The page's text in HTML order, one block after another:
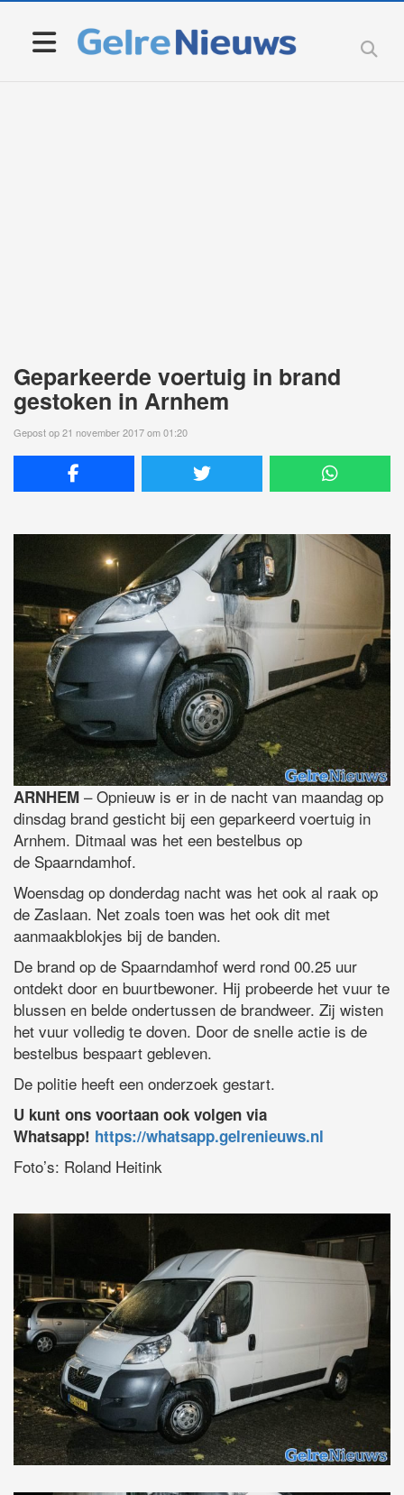
Geparkeerde voertuig in brand
gestoken in Arnhem
Gepost op 21 november 2017 om 01:20
ARNHEM – Opnieuw is er in de nacht van maandag op
dinsdag brand gesticht bij een geparkeerd voertuig in
Arnhem. Ditmaal was het een bestelbus op
de Spaarndamhof.
Woensdag op donderdag nacht was het ook al raak op
de Zaslaan. Net zoals toen was het ook dit met
aanmaakblokjes bij de banden.
De brand op de Spaarndamhof werd rond 00.25 uur
ontdekt door en buurtbewoner. Hij probeerde het vuur te
blussen en belde ondertussen de brandweer. Zij wisten
het vuur volledig te doven. Door de snelle actie is de
bestelbus bespaart gebleven.
De politie heeft een onderzoek gestart.
U kunt ons voortaan ook volgen via
Whatsapp! https://whatsapp.gelrenieuws.nl
Foto’s: Roland Heitink